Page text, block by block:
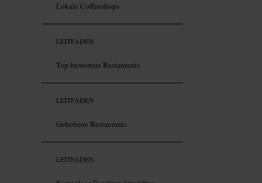
Lokale Coffeeshops
LEITFADEN
Top-bewertete Restaurants
LEITFADEN
Gehobene Restaurants
LEITFADEN